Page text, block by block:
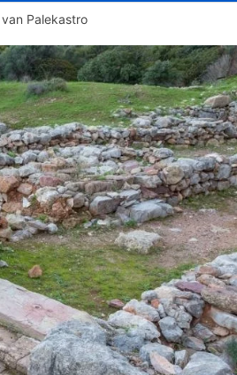
Palekastro